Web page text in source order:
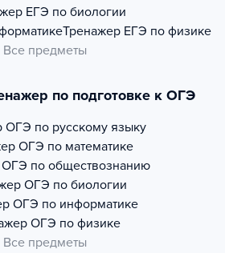
ЕГЭ по биологии
Тренажер ЕГЭ по физике
Все предметы
по подготовке к ОГЭ
ОГЭ по русскому языку
ОГЭ по математике
ОГЭ по обществознанию
ОГЭ по биологии
ОГЭ по информатике
ОГЭ по физике
Все предметы